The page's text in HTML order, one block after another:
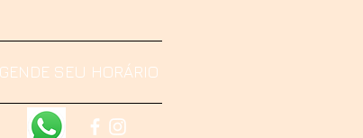
SEU HORÁRIO